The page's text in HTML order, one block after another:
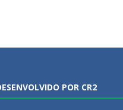
POR CR2